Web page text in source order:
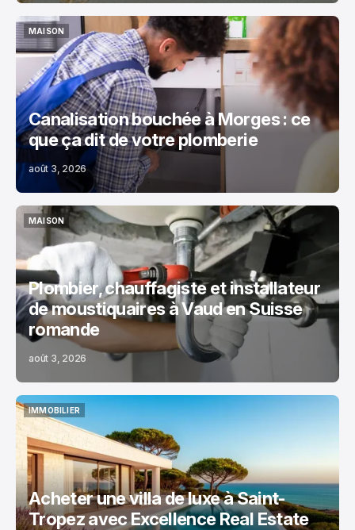
MAISON
MAISON
Canalisation bouchée à Morges : ce
que ça dit de votre plomberie
août 3, 2026
MAISON
MAISON
Plombier, chauffagiste et installateur
de moustiquaires à Vaud en Suisse
romande
août 3, 2026
IMMOBILIER
IMMOBILIER
Acheter une villa de luxe à Saint-
Tropez avec Excellence Real Estate